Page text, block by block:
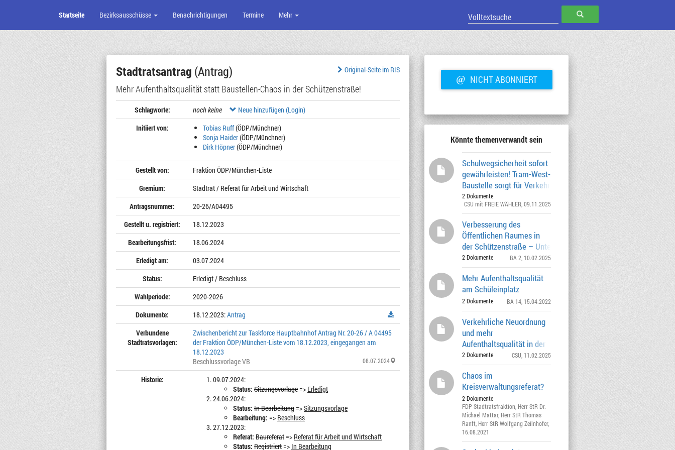
Zum
Seiteninhalt
SUCHEN
Startseite Bezirksausschüsse Benachrichtigungen Termine Mehr
Original-Seite im RIS
Stadtratsantrag (Antrag)
Mehr Aufenthaltsqualität statt Baustellen-Chaos in der Schützenstraße!
Schlagworte: noch keine
Neue hinzufügen (Login)
Initiiert von:
Tobias Ruff(ÖDP/Münchner)
Sonja Haider(ÖDP/Münchner)
Dirk Höpner(ÖDP/Münchner)
Gestellt von:
Fraktion ÖDP/München-Liste
Gremium:
Stadtrat / Referat für Arbeit und Wirtschaft
Antragsnummer:
20-26/A04495
Gestellt u. registriert:
18.12.2023
Bearbeitungsfrist:
18.06.2024
Erledigt am:
03.07.2024
Status:
Erledigt / Beschluss
Wahlperiode:
2020-2026
Dokumente:
18.12.2023:Antrag
Verbundene
Stadtratsvorlagen:
Zwischenbericht zur Taskforce Hauptbahnhof Antrag Nr. 20-26 / A 04495
der Fraktion ÖDP/München-Liste vom 18.12.2023, eingegangen am
18.12.2023
Beschlussvorlage VB
08.07.2024
Historie:
09.07.2024:
Status: Sitzungsvorlage=> Erledigt
24.06.2024:
Status: In Bearbeitung=>Sitzungsvorlage
Bearbeitung: => Beschluss
27.12.2023:
Referat: Baureferat=> Referat für Arbeit und Wirtschaft
Status: Registriert=> In Bearbeitung
@ NICHT ABONNIERT
Könnte themenverwandt sein
Schulwegsicherheit sofort
gewährleisten! Tram-West-
Baustelle sorgt für Verkehrs-Chaos
2 Dokumente
CSU mit FREIE WÄHLER , 09.11.2025
Verbesserung des
Öffentlichen Raumes in
der Schützenstraße – Unterstützung des
Einzelhandels; In
2 Dokumente BA 2 , 10.02.2025
Mehr Aufenthaltsqualität
am Schüleinplatz
2 Dokumente BA 14, 15.04.2022
Verkehrliche Neuordnung
und mehr
Aufenthaltsqualität in der
Prielmayerstraße
2 Dokumente CSU , 11.02.2025
Chaos im
Kreisverwaltungsreferat?
2 Dokumente
FDP Stadtratsfraktion Herr StR Dr.
Michael Mattar, Herr StR Thomas
Ranft Herr StR Wolfgang Zeilnhofer,
16.08.2021